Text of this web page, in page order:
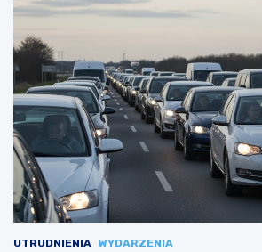
UTRUDNIENIA WYDARZENIA